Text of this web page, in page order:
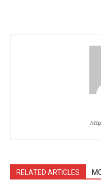
RELATED ARTICLES